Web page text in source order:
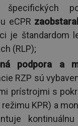
špecifických
eCPR
je štandardom
(RLP);
podpora a
RZP sú
prístrojmi s
KPR) a